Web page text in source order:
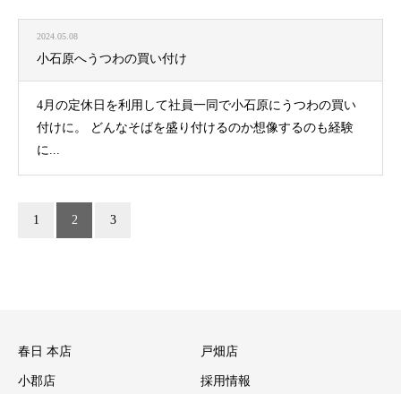
2024.05.08
小石原へうつわの買い付け
4月の定休日を利用して社員一同で小石原にうつわの買い
付けに。 どんなそばを盛り付けるのか想像するのも経験
に...
1 2 3
春日 本店 戸畑店
小郡店 採用情報